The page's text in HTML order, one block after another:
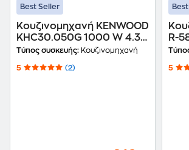
Best Seller
Κουζινομηχανή KENWOOD
KHC30.050G 1000 W 4.3 L
Γκρι
Τύπος συσκευής: Κουζινομηχανή
5 (2)
R-
5